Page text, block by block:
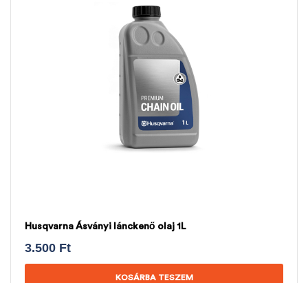
Husqvarna Ásványi lánckenő olaj 1L
3.500 Ft
KOSÁRBA TESZEM